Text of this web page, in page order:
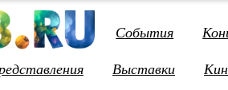
События
Выставки